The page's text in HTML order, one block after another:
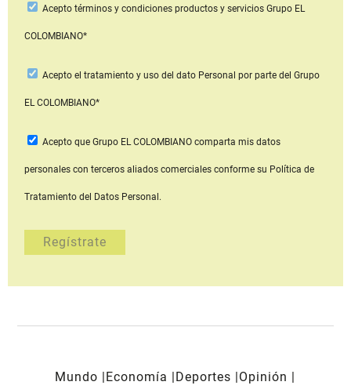
Aceptotérminos y condiciones productos y serviciosGrupo EL
COLOMBIANO*
Acepto el tratamiento y uso del dato Personal por parte del Grupo
EL COLOMBIANO*
Acepto que Grupo EL COLOMBIANOcomparta mis datos
personales con terceros aliados comerciales conforme su Política de
Tratamiento del Datos Personal.
Mundo Economía Deportes
Opinión